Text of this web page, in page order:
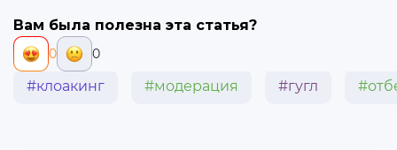
Вам была полезна эта статья?
0 0
#клоакинг #модерация #гугл